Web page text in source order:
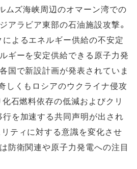
ムズ海峡周辺のオマーン湾での
アラビア東部の石油施設攻撃。
よるエネルギー供給の不安定
ギーを安定供給できる原子力発
国で新設計画が発表されていま
しくもロシアのウクライナ侵攻
石燃料依存の低減およびクリ
を加速する共同声明が出され
ティに対する意識を変化させ
防衛関連や原子力発電への注目